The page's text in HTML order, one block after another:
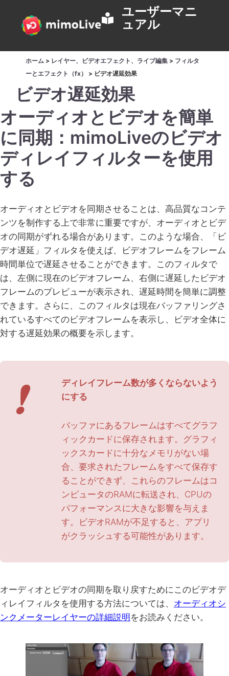
ユーザーマニ
ュアル
ホーム > レイヤー、ビデオエフェクト、ライブ編集 > フィルタ
ーとエフェクト（fx）
> ビデオ遅延効果
ビデオ遅延効果
オーディオとビデオを簡単
に同期：mimoLiveのビデオ
ディレイフィルターを使用
する
オーディオとビデオを同期させることは、高品質なコンテ
ンツを制作する上で非常に重要ですが、オーディオとビデ
オの同期がずれる場合があります。このような場合、「ビ
デオ遅延」フィルタを使えば、ビデオフレームをフレーム
時間単位で遅延させることができます。このフィルタで
は、左側に現在のビデオフレーム、右側に遅延したビデオ
フレームのプレビューが表示され、遅延時間を簡単に調整
できます。さらに、このフィルタは現在バッファリングさ
れているすべてのビデオフレームを表示し、ビデオ全体に
対する遅延効果の概要を示します。
❗
ディレイフレーム数が多くならないよう
にする
バッファにあるフレームはすべてグラフ
ィックカードに保存されます。グラフィ
ックスカードに十分なメモリがない場
合、要求されたフレームをすべて保存す
ることができず、これらのフレームはコ
ンピュータのRAMに転送され、CPUの
パフォーマンスに大きな影響を与えま
す。ビデオRAMが不足すると、アプリ
がクラッシュする可能性があります。
オーディオとビデオの同期を取り戻すためにこのビデオデ
ィレイフィルタを使用する方法については、 オーディオシ
ンクメーターレイヤーの詳細説明 をお読みください。